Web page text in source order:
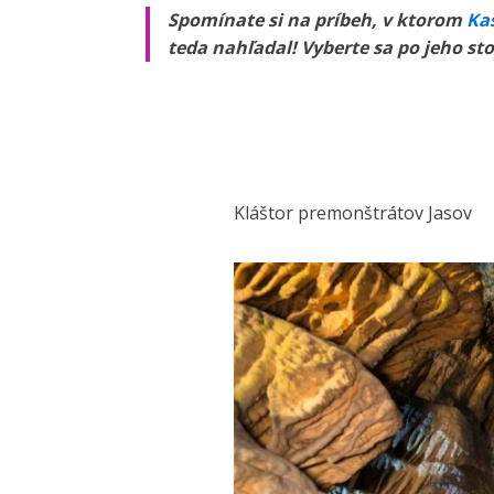
Spomínate si na príbeh, v ktorom
teda nahľadal! Vyberte sa po jeho
Kláštor premonštrátov Jasov